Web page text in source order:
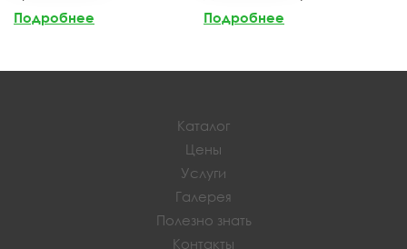
Подробнее
Подробнее
Каталог
Цены
Услуги
Галерея
Полезно знать
Контакты